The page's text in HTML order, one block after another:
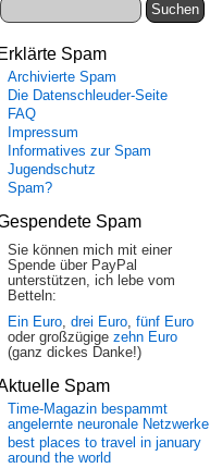
Erklärte Spam
Archivierte Spam
Die Datenschleuder-Seite
FAQ
Impressum
Informatives zur Spam
Jugendschutz
Spam?
Spam
Sie können mich mit einer
Spende über PayPal
unterstützen, ich lebe vom
Betteln:
Ein Euro, drei Euro, fünf Euro
oder großzügige zehn Euro
(ganz dickes Danke!)
Spam
Time-Magazin bespammt
angelernte neuronale Netzwerke
best places to travel in january
around the world